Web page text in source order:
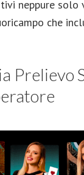
neppure solo
che
Prelievo